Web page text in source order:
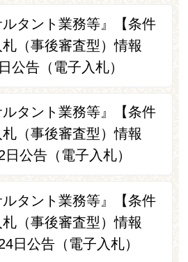
ルタント業務等』【条件
札（事後審査型）情報
公告（電子入札）
ルタント業務等』【条件
札（事後審査型）情報
公告（電子入札）
ルタント業務等』【条件
札（事後審査型）情報
日公告（電子入札）